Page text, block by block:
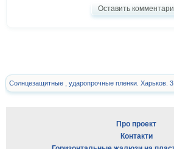
Оставить
Солнцезащитные , ударопрочные пленки. Харьков.
Про проект
Контакти